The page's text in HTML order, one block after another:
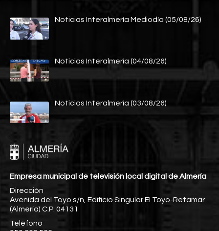
Noticias Interalmería Mediodía (05/08/26)
Noticias Interalmería (04/08/26)
Noticias Interalmería (03/08/26)
Empresa municipal de televisión local digital de Almería
Dirección
Avenida del Toyo s/n, Edificio Singular El Toyo-Retamar
(Almería) C.P. 04131
Teléfono